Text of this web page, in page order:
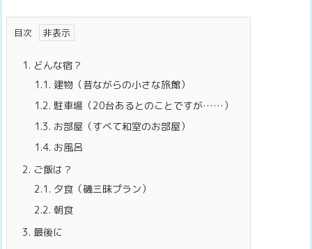
目次
1. どんな宿？
1.1. 建物（昔ながらの小さな旅館）
1.2. 駐車場（20台あるとのことですが……）
1.3. お部屋（すべて和室のお部屋）
1.4. お風呂
2. ご飯は？
2.1. 夕食（磯三昧プラン）
2.2. 朝食
3. 最後に